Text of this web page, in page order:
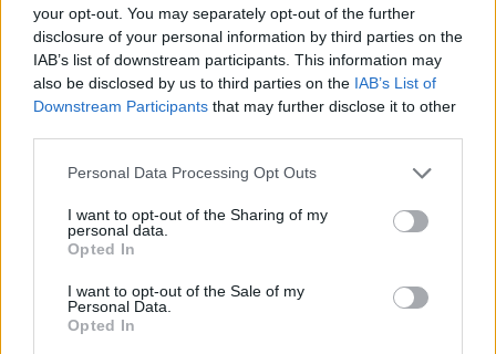
your opt-out. You may separately opt-out of the further
disclosure of your personal information by third parties on the
IAB’s list of downstream participants. This information may
also be disclosed by us to third parties on the IAB’s List of
Downstream Participants that may further disclose it to other
Personal Data Processing Opt Outs
I want to opt-out of the Sharing of my
personal data.
Opted In
I want to opt-out of the Sale of my
Personal Data.
Opted In
healthstories
Δείτε Ακόμη